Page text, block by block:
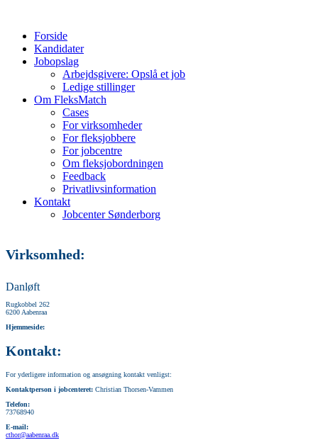
Forside
Kandidater
Jobopslag
Arbejdsgivere: Opslå et job
Ledige stillinger
Om FleksMatch
Cases
For virksomheder
For fleksjobbere
For jobcentre
Om fleksjobordningen
Feedback
Privatlivsinformation
Kontakt
Jobcenter Sønderborg
Virksomhed:
Danløft
Rugkobbel 262
6200 Aabenraa
Hjemmeside:
Kontakt:
For yderligere information og ansøgning kontakt venligst:
Kontaktperson i jobcenteret: Christian Thorsen-Vammen
Telefon:
73768940
E-mail:
cthor@aabenraa.dk